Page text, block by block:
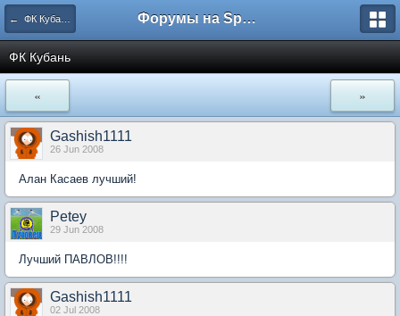
← ФК Кубань Краснодар Форумы на Sportbox.ru
ФК Кубань
« »
Gashish1111
26 Jun 2008
Алан Касаев лучший!
Petey
29 Jun 2008
Лучший ПАВЛОВ!!!!
Gashish1111
02 Jul 2008